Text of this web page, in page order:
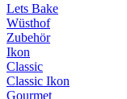
Lets Bake
Wüsthof
Zubehör
Ikon
Classic
Classic Ikon
Gourmet